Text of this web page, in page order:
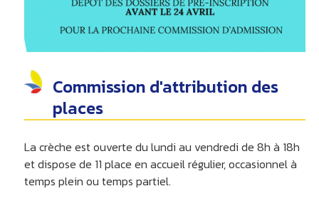
Commission d'attribution des
places
La crèche est ouverte du lundi au vendredi de 8h à 18h
et dispose de 11 place en accueil régulier, occasionnel à
temps plein ou temps partiel.